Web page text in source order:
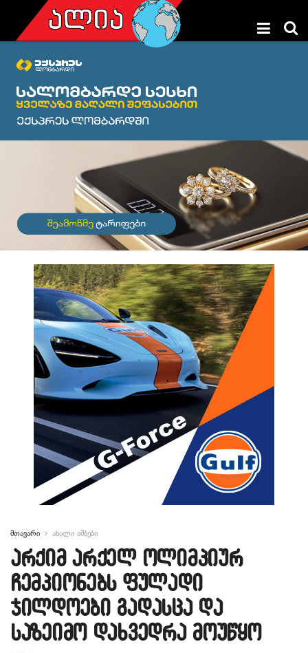
მთავარი ახალი ამბები
არქიმ არქელ ოლიმპიურ
ჩემპიონებს ფულადი
ჯილდოები გადასცა და
საზეიმო დახვედრა მოუწყო